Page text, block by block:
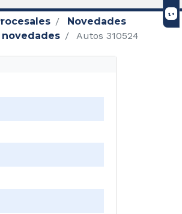
Novedades
Autos 310524